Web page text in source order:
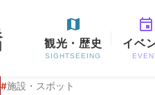
観光・歴史
SIGHTSEEING
イベ
#施設・スポット